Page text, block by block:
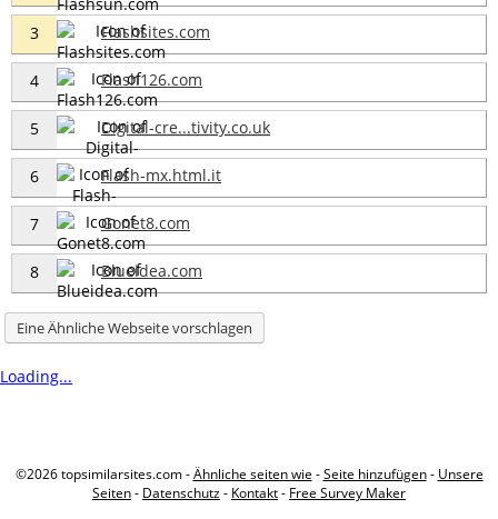
3 Flashsites.com
4 Flash126.com
5 Digital-cre...tivity.co.uk
6 Flash-mx.html.it
7 Gonet8.com
8 Blueidea.com
Eine Ähnliche Webseite vorschlagen
Loading...
©2026 topsimilarsites.com -Ähnliche seiten wie -Seite hinzufügen- Unsere
Seiten- Datenschutz- Kontakt- Free Survey Maker